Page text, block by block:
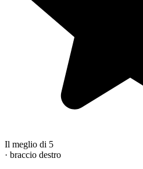
Il meglio di 5
· braccio destro